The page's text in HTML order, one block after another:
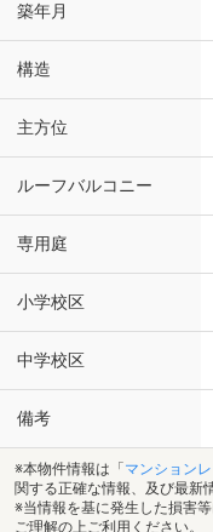
築年月
構造
主方位
ルーフバルコニー
専用庭
小学校区
中学校区
備考
※本物件情報は「 マンション
関する正確な情報、及び最新
※当情報を基に発生した損害
ご理解の上ご利用ください。